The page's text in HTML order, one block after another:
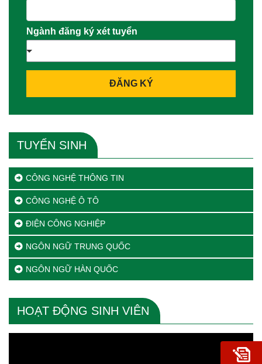
Ngành đăng ký xét tuyển
ĐĂNG KÝ
TUYỂN SINH
CÔNG NGHỆ THÔNG TIN
CÔNG NGHỆ Ô TÔ
ĐIỆN CÔNG NGHIỆP
NGÔN NGỮ TRUNG QUỐC
NGÔN NGỮ HÀN QUỐC
HOẠT ĐỘNG SINH VIÊN